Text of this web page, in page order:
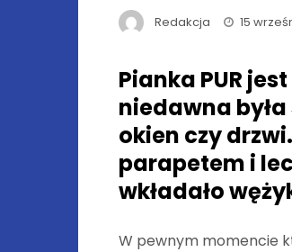
Redakcja 15
Pianka PUR
niedawna
okien czy
parapetem i
wkładało
W pewnym momencie